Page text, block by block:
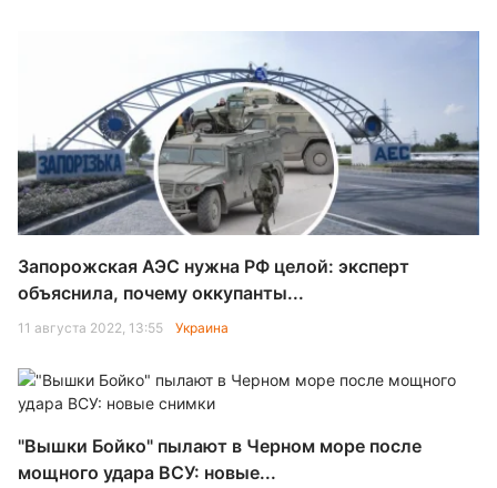
Запорожская АЭС нужна РФ целой: эксперт
объяснила, почему оккупанты...
11 августа 2022, 13:55 Украина
"Вышки Бойко" пылают в Черном море после
мощного удара ВСУ: новые...